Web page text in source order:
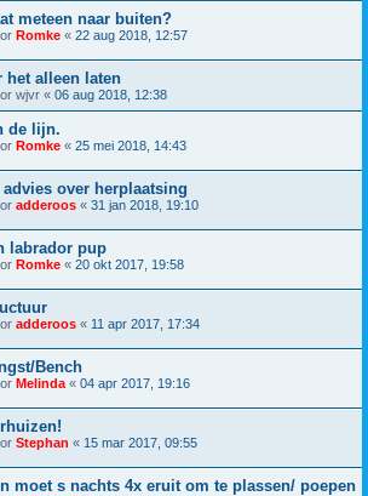
meteen naar buiten?
Romke « 22 aug 2018, 12:57
het alleen laten
wjvr « 06 aug 2018, 12:38
de lijn.
Romke « 25 mei 2018, 14:43
over herplaatsing
adderoos « 31 jan 2018, 19:10
labrador pup
Romke « 20 okt 2017, 19:58
adderoos « 11 apr 2017, 17:34
Bench
Melinda « 04 apr 2017, 19:16
Stephan « 15 mar 2017, 09:55
moet s nachts 4x eruit om te plassen/ poepen